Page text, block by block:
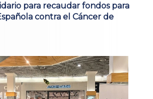
para recaudar fondos para
contra el Cáncer de